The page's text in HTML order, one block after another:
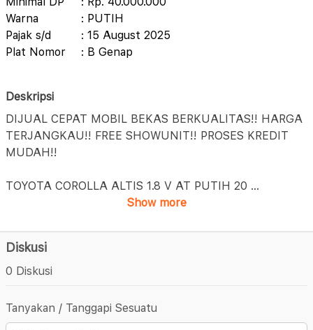
Warna
: PUTIH
Pajak s/d
: 15 August 2025
Plat Nomor
: B Genap
Deskripsi
DIJUAL CEPAT MOBIL BEKAS BERKUALITAS!! HARGA
TERJANGKAU!! FREE SHOWUNIT!! PROSES KREDIT
MUDAH!!
TOYOTA COROLLA ALTIS 1.8 V AT PUTIH 20 ...
Show more
Diskusi
0 Diskusi
Tanyakan / Tanggapi Sesuatu